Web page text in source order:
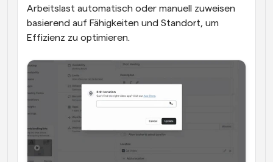
Arbeitslast automatisch oder manuell zuweisen
basierend auf Fähigkeiten und Standort, um
Effizienz zu optimieren.